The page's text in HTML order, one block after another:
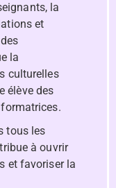
la
et
la
culturelles
élève des
tous les
à ouvrir
et favoriser la